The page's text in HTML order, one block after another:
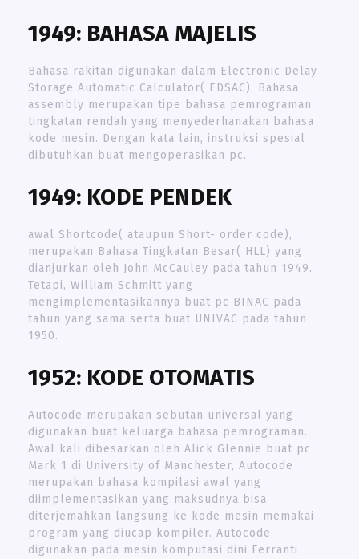
1949: BAHASA MAJELIS
Bahasa rakitan digunakan dalam Electronic Delay
Storage Automatic Calculator( EDSAC). Bahasa
assembly merupakan tipe bahasa pemrograman
tingkatan rendah yang menyederhanakan bahasa
kode mesin. Dengan kata lain, instruksi spesial
dibutuhkan buat mengoperasikan pc.
1949: KODE PENDEK
awal Shortcode( ataupun Short- order code),
merupakan Bahasa Tingkatan Besar( HLL) yang
dianjurkan oleh John McCauley pada tahun 1949.
Tetapi, William Schmitt yang
mengimplementasikannya buat pc BINAC pada
tahun yang sama serta buat UNIVAC pada tahun
1950.
1952: KODE OTOMATIS
Autocode merupakan sebutan universal yang
digunakan buat keluarga bahasa pemrograman.
Awal kali dibesarkan oleh Alick Glennie buat pc
Mark 1 di University of Manchester, Autocode
merupakan bahasa kompilasi awal yang
diimplementasikan yang maksudnya bisa
diterjemahkan langsung ke kode mesin memakai
program yang diucap kompiler. Autocode
digunakan pada mesin komputasi dini Ferranti